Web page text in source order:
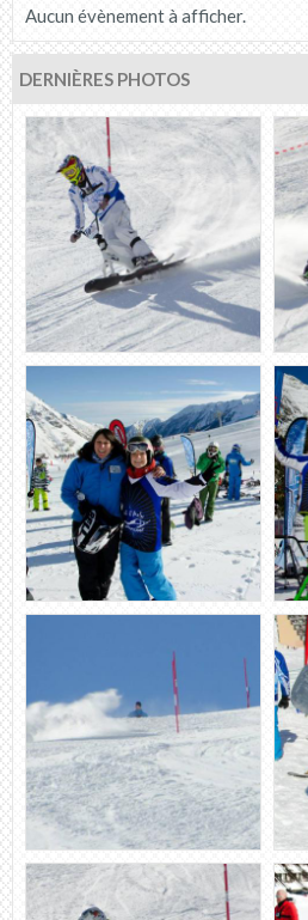
Aucun évènement à afficher.
DERNIÈRES PHOTOS